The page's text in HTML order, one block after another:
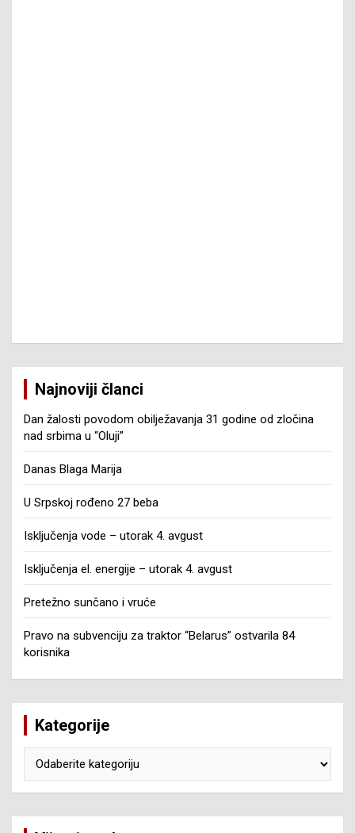
Najnoviji članci
Dan žalosti povodom obilježavanja 31 godine od zločina
nad srbima u “Oluji”
Danas Blaga Marija
U Srpskoj rođeno 27 beba
Isključenja vode – utorak 4. avgust
Isključenja el. energije – utorak 4. avgust
Pretežno sunčano i vruće
Pravo na subvenciju za traktor “Belarus” ostvarila 84
korisnika
Kategorije